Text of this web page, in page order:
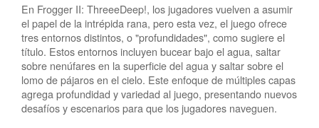
En Frogger II: ThreeeDeep!, los jugadores vuelven a asumir
el papel de la intrépida rana, pero esta vez, el juego ofrece
tres entornos distintos, o "profundidades", como sugiere el
título. Estos entornos incluyen bucear bajo el agua, saltar
sobre nenúfares en la superficie del agua y saltar sobre el
lomo de pájaros en el cielo. Este enfoque de múltiples capas
agrega profundidad y variedad al juego, presentando nuevos
desafíos y escenarios para que los jugadores naveguen.